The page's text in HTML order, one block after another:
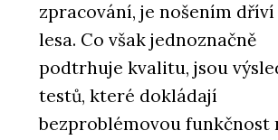
zpracování, je nošením dříví
lesa. Co však jednoznačně
podtrhuje kvalitu, jsou
testů, které dokládají
bezproblémovou funkčnost